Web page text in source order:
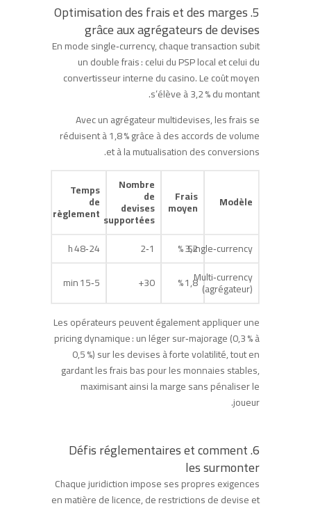
5. Optimisation des frais et des marges
grâce aux agrégateurs de devises
En mode single‑currency, chaque transaction subit
un double frais : celui du PSP local et celui du
convertisseur interne du casino. Le coût moyen
s’élève à 3,2 % du montant.
Avec un agrégateur multidevises, les frais se
réduisent à 1,8 % grâce à des accords de volume
et à la mutualisation des conversions.
Modèle
Frais
moyen
Nombre
de
devises
supportées
Temps
de
règlement
Single‑currency
3,2 %
1‑2
24‑48 h
Multi‑currency
(agrégateur)
1,8 %
30+
5‑15 min
Les opérateurs peuvent également appliquer une
pricing dynamique : un léger sur‑majorage (0,3 % à
0,5 %) sur les devises à forte volatilité, tout en
gardant les frais bas pour les monnaies stables,
maximisant ainsi la marge sans pénaliser le
joueur.
6. Défis réglementaires et comment
les surmonter
Chaque juridiction impose ses propres exigences
en matière de licence, de restrictions de devise et